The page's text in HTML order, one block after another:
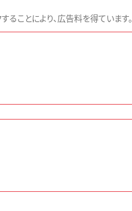
ことにより、広告料を得ています。